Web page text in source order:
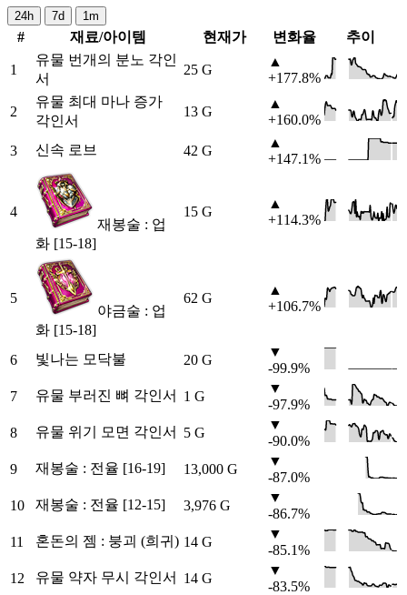
24h 7d 1m
# 재료/아이템 현재가 변화율 추이
1
유물 번개의 분노 각인
서
25 G
▲
+177.8%
2
유물 최대 마나 증가
각인서
13 G
▲
+160.0%
3
신속 로브 42 G
▲
+147.1%
4
재봉술 : 업
화 [15-18]
15 G
▲
+114.3%
5
야금술 : 업
화 [15-18]
62 G
▲
+106.7%
6 빛나는 모닥불 20 G
▼
-99.9%
7
유물 부러진 뼈 각인서 1 G
▼
-97.9%
8
유물 위기 모면 각인서 5 G
▼
-90.0%
9
재봉술 : 전율 [16-19] 13,000 G
▼
-87.0%
10
재봉술 : 전율 [12-15] 3,976 G
▼
-86.7%
11
혼돈의 젬 : 붕괴 (희귀) 14 G
▼
-85.1%
12
유물 약자 무시 각인서 14 G
▼
-83.5%